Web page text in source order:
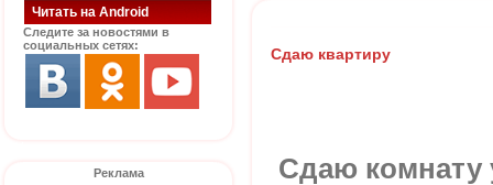
Читать на Android
Следите за новостями в
социальных сетях:
Реклама
Сдаю квартиру
Сдаю комнату